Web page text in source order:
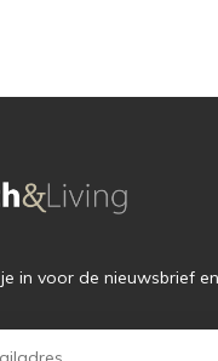
in voor de nieuwsbrief